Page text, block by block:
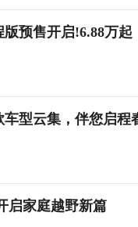
预售开启!6.88万起
车型云集，伴您启程
启家庭越野新篇